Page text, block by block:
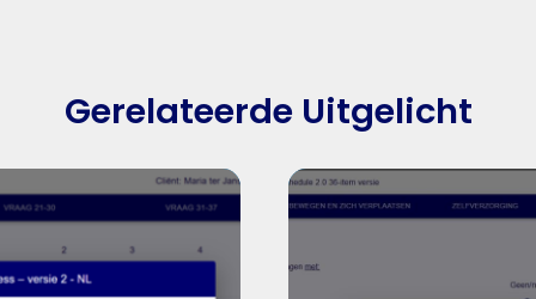
Gerelateerde Uitgelicht